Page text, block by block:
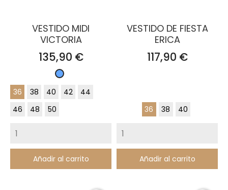
VESTIDO MIDI
VICTORIA
Precio
135,90 €
Celeste
36
38 40 42
44
46
48 50
Añadir al carrito
VESTIDO DE FIESTA
ERICA
Precio
117,90 €
36 38 40
Añadir al carrito